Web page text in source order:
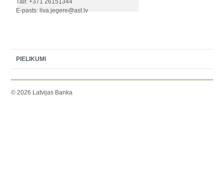
Tālr. +371 26151344
E-pasts: liva.jegere@ast.lv
PIELIKUMI
© 2026 Latvijas Banka